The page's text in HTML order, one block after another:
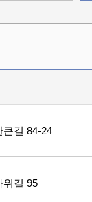
길 84-24
위길 95